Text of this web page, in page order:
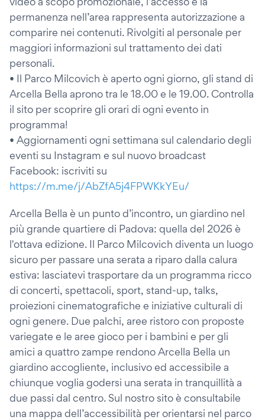
permanenza nell’area rappresenta autorizzazione a
comparire nei contenuti. Rivolgiti al personale per
maggiori informazioni sul trattamento dei dati
personali.
• Il Parco Milcovich è aperto ogni giorno, gli stand di
Arcella Bella aprono tra le 18.00 e le 19.00. Controlla
il sito per scoprire gli orari di ogni evento in
programma!
• Aggiornamenti ogni settimana sul calendario degli
eventi su Instagram e sul nuovo broadcast
Facebook: iscriviti su
https://m.me/j/AbZfA5j4FPWKkYEu/
Arcella Bella è un punto d’incontro, un giardino nel
più grande quartiere di Padova: quella del 2026 è
l'ottava edizione. Il Parco Milcovich diventa un luogo
sicuro per passare una serata a riparo dalla calura
estiva: lasciatevi trasportare da un programma ricco
di concerti, spettacoli, sport, stand-up, talks,
proiezioni cinematografiche e iniziative culturali di
ogni genere. Due palchi, aree ristoro con proposte
variegate e le aree gioco per i bambini e per gli
amici a quattro zampe rendono Arcella Bella un
giardino accogliente, inclusivo ed accessibile a
chiunque voglia godersi una serata in tranquillità a
due passi dal centro. Sul nostro sito è consultabile
una mappa dell’accessibilità per orientarsi nel parco